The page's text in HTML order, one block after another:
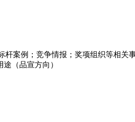
杆案例；竞争情报；奖项组织等相关
（品宣方向）